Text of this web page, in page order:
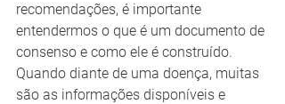
recomendações, é importante
entendermos o que é um documento de
consenso e como ele é construído.
Quando diante de uma doença, muitas
são as informações disponíveis e